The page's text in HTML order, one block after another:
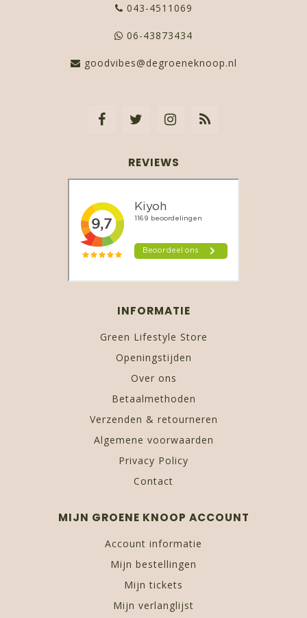
043-4511069
06-43873434
goodvibes@degroeneknoop.nl
REVIEWS
INFORMATIE
Green Lifestyle Store
Openingstijden
Over ons
Betaalmethoden
Verzenden & retourneren
Algemene voorwaarden
Privacy Policy
Contact
MIJN GROENE KNOOP ACCOUNT
Account informatie
Mijn bestellingen
Mijn tickets
Mijn verlanglijst